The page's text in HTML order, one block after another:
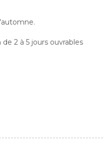
2 à 5 jours ouvrables